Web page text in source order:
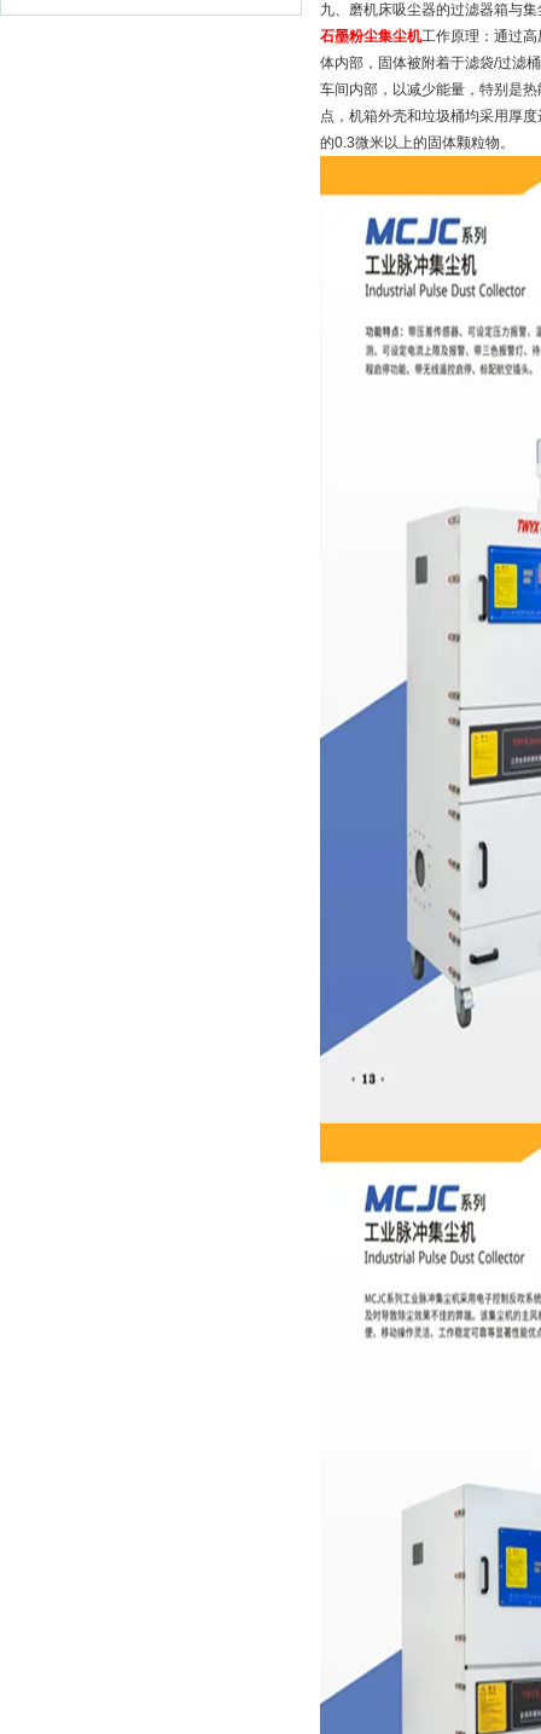
九、磨机床吸尘器的过滤器箱与
石墨粉尘集尘机工作原理：通过
体内部，固体被附着于滤袋/过滤
车间内部，以减少能量，特别是
点，机箱外壳和垃圾桶均采用厚
的0.3微米以上的固体颗粒物。